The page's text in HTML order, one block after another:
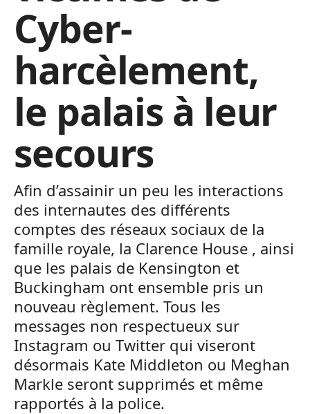
Cyber-
harcèlement,
le palais à leur
secours
Afin d’assainir un peu les interactions
des internautes des différents
comptes des réseaux sociaux de la
famille royale, la Clarence House , ainsi
que les palais de Kensington et
Buckingham ont ensemble pris un
nouveau règlement. Tous les
messages non respectueux sur
Instagram ou Twitter qui viseront
désormais Kate Middleton ou Meghan
Markle seront supprimés et même
rapportés à la police.